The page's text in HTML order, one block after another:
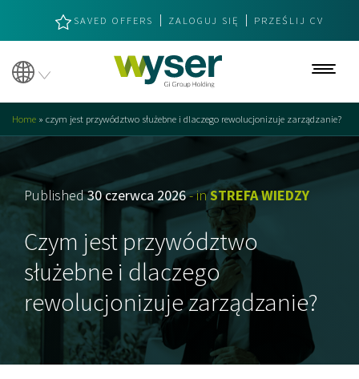
SAVED OFFERS ZALOGUJ SIĘ PRZEŚLIJ CV
Home » czym jest przywództwo służebne i dlaczego rewolucjonizuje zarządzanie?
Oferty pracy
O nas
O nas
Nasze wartości
Specjalizacje
Headhunting
Strategiczne kompetencje
Dołącz do nas
Published30 czerwca 2026- inSTREFA WIEDZY
Czym jest przywództwo
służebne i dlaczego
rewolucjonizuje zarządzanie?